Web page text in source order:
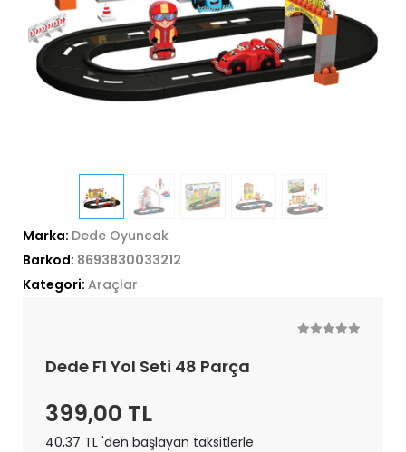
Marka: Dede Oyuncak
Barkod: 8693830033212
Kategori: Araçlar
Dede F1 Yol Seti 48 Parça
399,00 TL
40,37 TL 'den başlayan taksitlerle